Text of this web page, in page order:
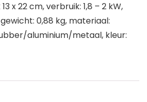
x 22 cm, verbruik: 1,8 – 2 kW,
0,88 kg, materiaal:
aluminium/metaal, kleur: